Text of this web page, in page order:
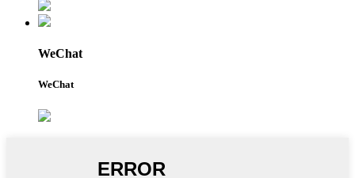
WeChat
WeChat